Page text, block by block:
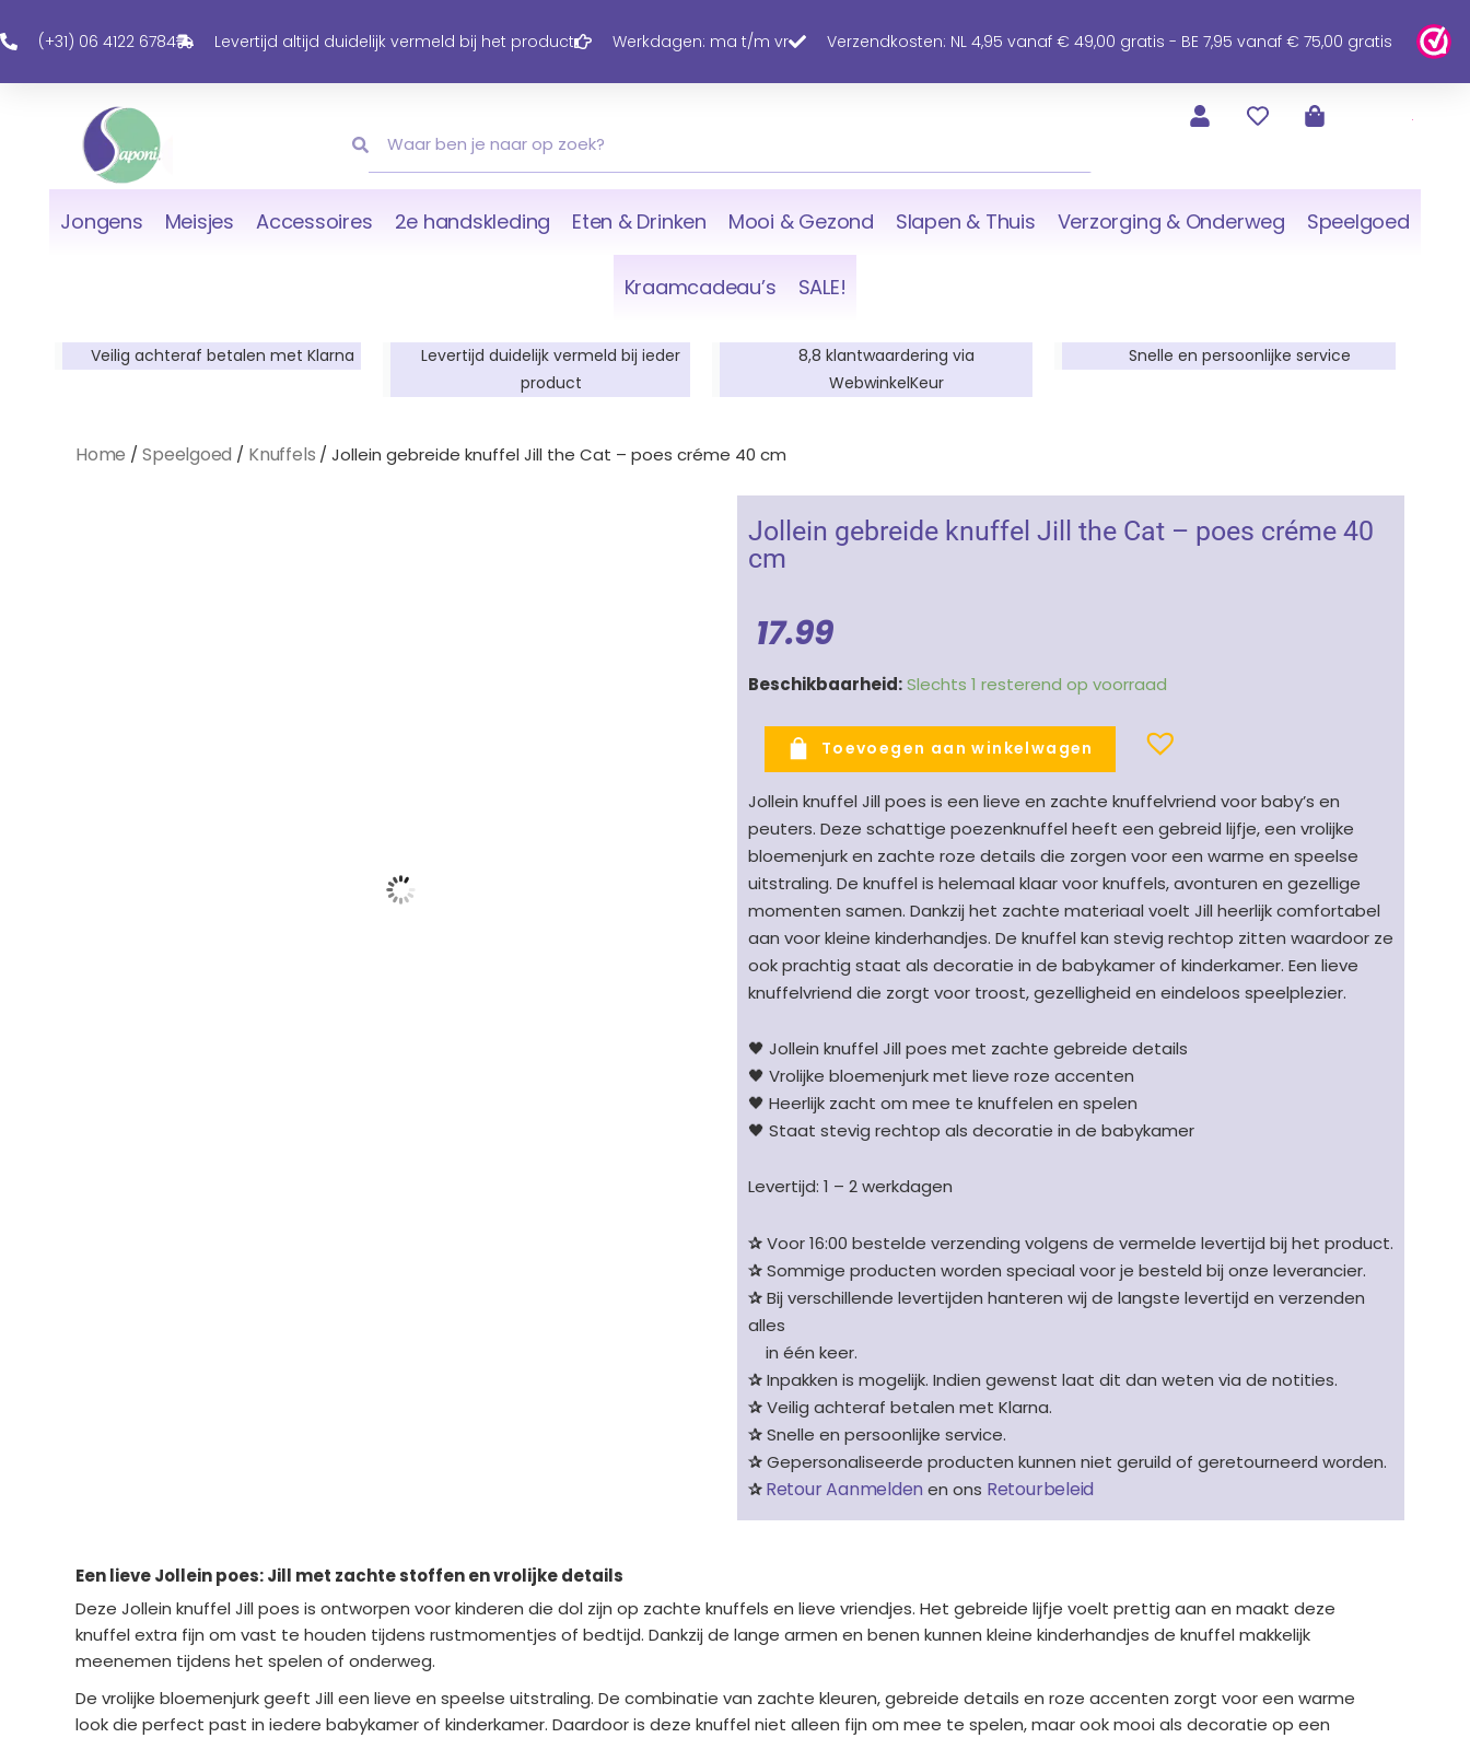
Naar
Inhoud
(+31) 06 4122 6784 Levertijd altijd duidelijk vermeld bij het product Werkdagen: ma t/m vr Verzendkosten: NL 4,95 vanaf € 49,00 gratis - BE 7,95 vanaf € 75,00 gratis
Jongens Meisjes Accessoires 2e handskleding Eten & Drinken Mooi & Gezond Slapen & Thuis Verzorging & Onderweg Speelgoed
Kraamcadeau’s SALE!
Veilig achteraf betalen met Klarna
Levertijd duidelijk vermeld bij ieder
product
8,8 klantwaardering via
WebwinkelKeur
Snelle en persoonlijke service
Home /Speelgoed / Knuffels / Jollein gebreide knuffel Jill the Cat – poes créme 40 cm
Jollein gebreide knuffel Jill the Cat – poes créme 40
cm
17.99
Beschikbaarheid:Slechts 1 resterend op voorraad
Jollein
knuffel
the
-
poes
cm
aantal
Toevoegen aan winkelwagen
Jollein knuffel Jill poes is een lieve en zachte knuffelvriend voor baby’s en
peuters. Deze schattige poezenknuffel heeft een gebreid lijfje, een vrolijke
bloemenjurk en zachte roze details die zorgen voor een warme en speelse
uitstraling. De knuffel is helemaal klaar voor knuffels, avonturen en gezellige
momenten samen. Dankzij het zachte materiaal voelt Jill heerlijk comfortabel
aan voor kleine kinderhandjes. De knuffel kan stevig rechtop zitten waardoor ze
ook prachtig staat als decoratie in de babykamer of kinderkamer. Een lieve
knuffelvriend die zorgt voor troost, gezelligheid en eindeloos speelplezier.
🖤 Jollein knuffel Jill poes met zachte gebreide details
🖤 Vrolijke bloemenjurk met lieve roze accenten
🖤 Heerlijk zacht om mee te knuffelen en spelen
🖤 Staat stevig rechtop als decoratie in de babykamer
Levertijd: 1 – 2 werkdagen
✰Voor 16:00 bestelde verzending volgens de vermelde levertijd bij het product.
✰Sommige producten worden speciaal voor je besteld bij onze leverancier.
✰Bij verschillende levertijden hanteren wij de langste levertijd en verzenden
alles
in één keer.
✰Inpakken is mogelijk. Indien gewenst laat dit dan weten via de notities.
✰Veilig achteraf betalen met Klarna.
✰Snelle en persoonlijke service.
✰Gepersonaliseerde producten kunnen niet geruild of geretourneerd worden.
✰Retour Aanmelden en ons Retourbeleid
Een lieve Jollein poes: Jill met zachte stoffen en vrolijke details
Deze Jollein knuffel Jill poes is ontworpen voor kinderen die dol zijn op zachte knuffels en lieve vriendjes. Het gebreide lijfje voelt prettig aan en maakt deze
knuffel extra fijn om vast te houden tijdens rustmomentjes of bedtijd. Dankzij de lange armen en benen kunnen kleine kinderhandjes de knuffel makkelijk
meenemen tijdens het spelen of onderweg.
De vrolijke bloemenjurk geeft Jill een lieve en speelse uitstraling. De combinatie van zachte kleuren, gebreide details en roze accenten zorgt voor een warme
look die perfect past in iedere babykamer of kinderkamer. Daardoor is deze knuffel niet alleen fijn om mee te spelen, maar ook mooi als decoratie op een